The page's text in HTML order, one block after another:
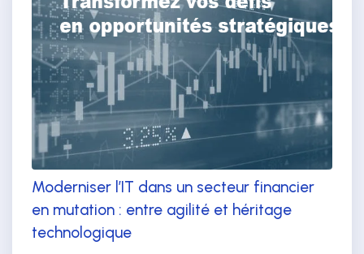
Moderniser l’IT dans un secteur financier
en mutation : entre agilité et héritage
technologique